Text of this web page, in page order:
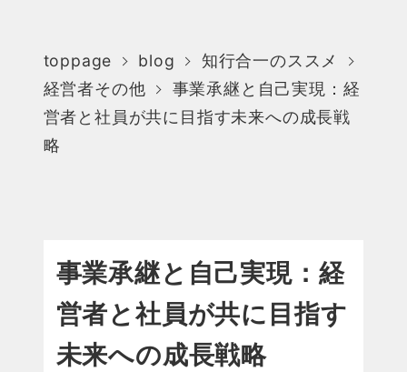
toppage blog
知行合一のススメ
経営者その他
事業承継と自己実現：経
営者と社員が共に目指す未来への成長戦
略
事業承継と自己実現：経
営者と社員が共に目指す
未来への成長戦略